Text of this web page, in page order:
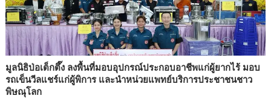
มูลนิธิป่อเต็กตึ๊ง ลงพื้นที่มอบอุปกรณ์ประกอบอาชีพแก่ผู้ยากไร้ มอบ
รถเข็นวีลแชร์แก่ผู้พิการ และนำหน่วยแพทย์บริการประชาชนชาว
พิษณุโลก